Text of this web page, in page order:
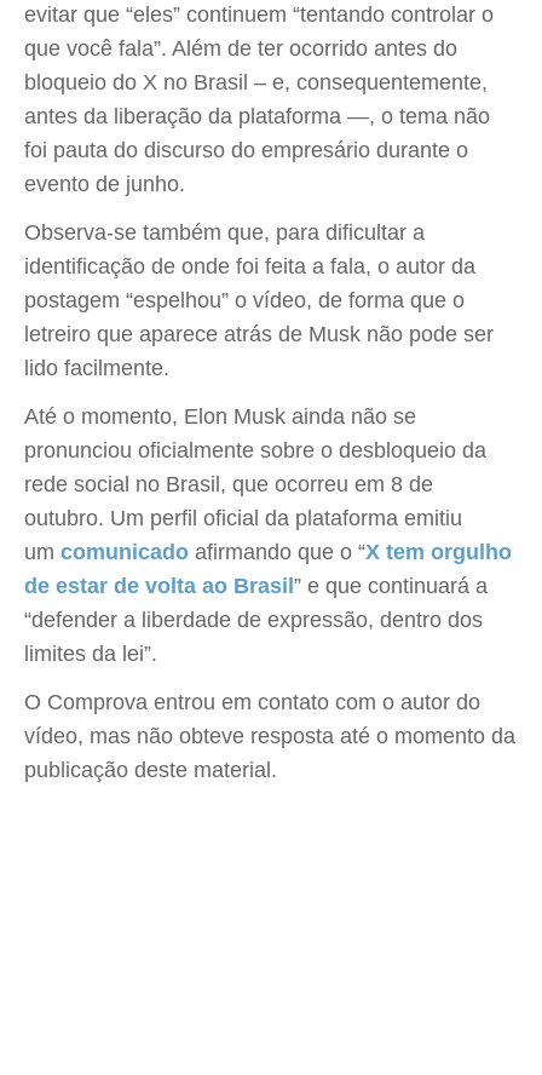
evitar que “eles” continuem “tentando controlar o
que você fala”. Além de ter ocorrido antes do
bloqueio do X no Brasil – e, consequentemente,
antes da liberação da plataforma —, o tema não
foi pauta do discurso do empresário durante o
evento de junho.
Observa-se também que, para dificultar a
identificação de onde foi feita a fala, o autor da
postagem “espelhou” o vídeo, de forma que o
letreiro que aparece atrás de Musk não pode ser
lido facilmente.
Até o momento, Elon Musk ainda não se
pronunciou oficialmente sobre o desbloqueio da
rede social no Brasil, que ocorreu em 8 de
outubro. Um perfil oficial da plataforma emitiu
um comunicado afirmando que o “X tem orgulho
de estar de volta ao Brasil ” e que continuará a
“defender a liberdade de expressão, dentro dos
limites da lei”.
O Comprova entrou em contato com o autor do
vídeo, mas não obteve resposta até o momento da
publicação deste material.